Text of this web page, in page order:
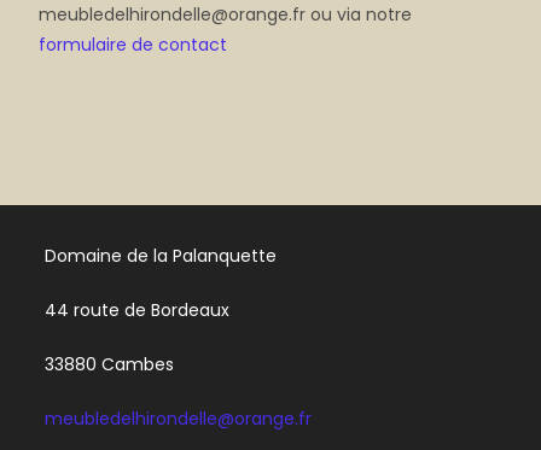
meubledelhirondelle@orange.fr ou via notre
formulaire de contact
Domaine de la Palanquette
44 route de Bordeaux
33880 Cambes
meubledelhirondelle@orange.fr